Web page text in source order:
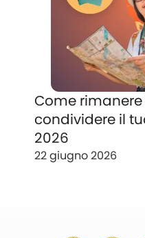
Come
condividere il
2026
22 giugno 2026